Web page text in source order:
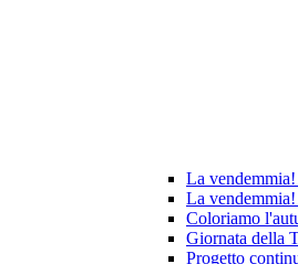
La
La
Coloriamo
Giornata della
Progetto